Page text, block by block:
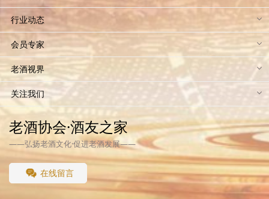
行业动态
会员专家
老酒视界
关注我们
老酒协会·酒友之家
——弘扬老酒文化·促进老酒发展——
在线留言